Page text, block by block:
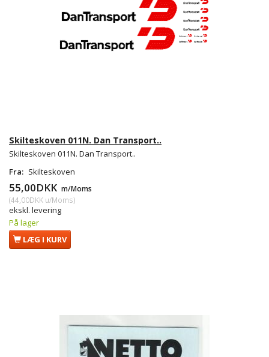
Skilteskoven 011N. Dan Transport..
Skilteskoven 011N. Dan Transport..
Fra: Skilteskoven
55,00DKK m/Moms
(44,00DKK u/Moms)
ekskl. levering
På lager
LÆG I KURV